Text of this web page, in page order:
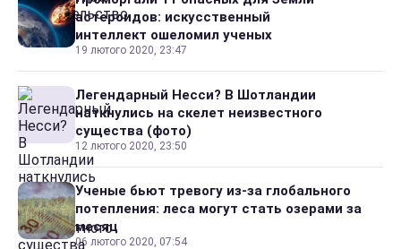
астероидов: искусственный
интеллект ошеломил ученых
19 лютого 2020, 23:47
Легендарный Несси? В Шотландии
наткнулись на скелет неизвестного
существа (фото)
12 лютого 2020, 23:50
Ученые бьют тревогу из-за глобального
потепления: леса могут стать озерами за
месяц
06 лютого 2020, 07:54